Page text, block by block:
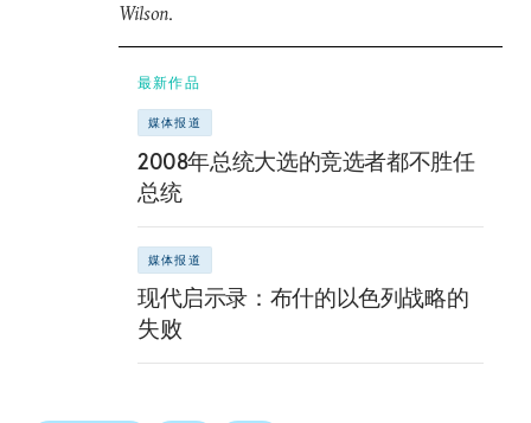
Wilson.
最新作品
媒体报道
2008年总统大选的竞选者都不胜任
总统
媒体报道
现代启示录：布什的以色列战略的
失败